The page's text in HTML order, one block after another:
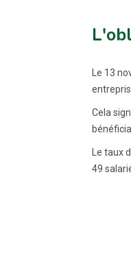
Le 13
Cela
Le taux
49